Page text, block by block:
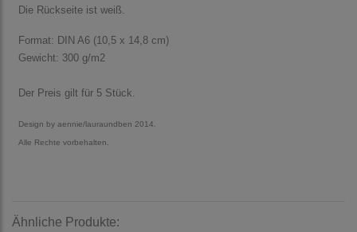
Die Rückseite ist weiß.
Format: DIN A6 (10,5 x 14,8 cm)
Gewicht: 300 g/m2
Der Preis gilt für 5 Stück.
Design by aennie/lauraundben 2014.
Alle Rechte vorbehalten.
Ähnliche Produkte: